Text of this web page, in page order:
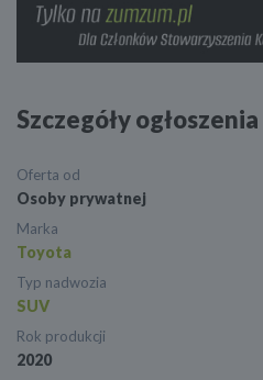
Szczegóły ogłoszenia
Oferta od
Osoby prywatnej
Marka
Toyota
Typ nadwozia
SUV
Rok produkcji
2020